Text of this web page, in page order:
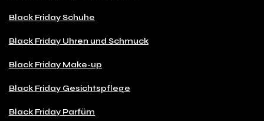
Black Friday Schuhe
Black Friday Uhren und Schmuck
Black Friday Make-up
Black Friday Gesichtspflege
Black Friday Parfüm